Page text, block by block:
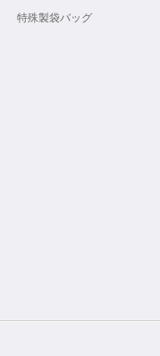
特殊製袋バッグ